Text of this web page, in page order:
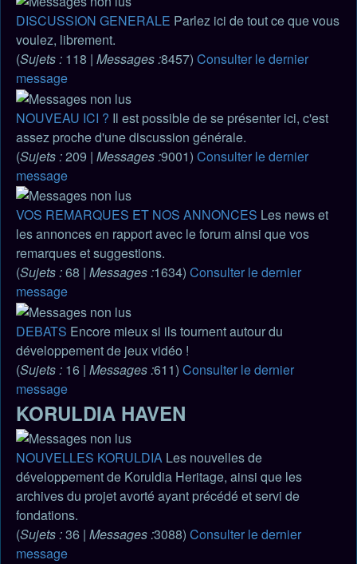
DISCUSSION GENERALE Parlez ici de tout ce que vous
voulez, librement.
(Sujets : 118 | Messages :8457) Consulter le dernier
message
NOUVEAU ICI ? Il est possible de se présenter ici, c'est
assez proche d'une discussion générale.
(Sujets :209 | Messages :9001) Consulter le dernier
message
VOS REMARQUES ET NOS ANNONCES Les news et
les annonces en rapport avec le forum ainsi que vos
remarques et suggestions.
(Sujets :68 | Messages :1634) Consulter le dernier
message
DEBATS Encore mieux si ils tournent autour du
développement de jeux vidéo !
(Sujets : 16 | Messages :611) Consulter le dernier
message
KORULDIA HAVEN
NOUVELLES KORULDIA Les nouvelles de
développement de Koruldia Heritage, ainsi que les
archives du projet avorté ayant précédé et servi de
fondations.
(Sujets :36 | Messages :3088) Consulter le dernier
message